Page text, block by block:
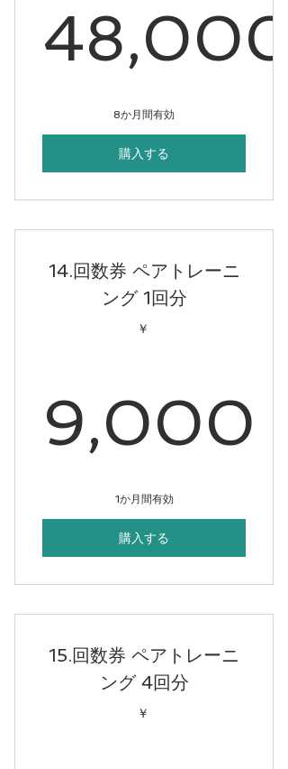
48,000
8か月間有効
購入する
14.回数券 ペアトレーニ
ング 1回分
￥
9,000
1か月間有効
購入する
15.回数券 ペアトレーニ
ング 4回分
￥